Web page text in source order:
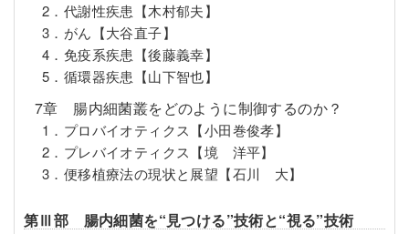
2．代謝性疾患【木村郁夫】
3．がん【大谷直子】
4．免疫系疾患【後藤義幸】
5．循環器疾患【山下智也】
7章 腸内細菌叢をどのように制御するのか？
1．プロバイオティクス【小田巻俊孝】
2．プレバイオティクス【境 洋平】
3．便移植療法の現状と展望【石川 大】
第Ⅲ部 腸内細菌を“見つける”技術と“視る”技術